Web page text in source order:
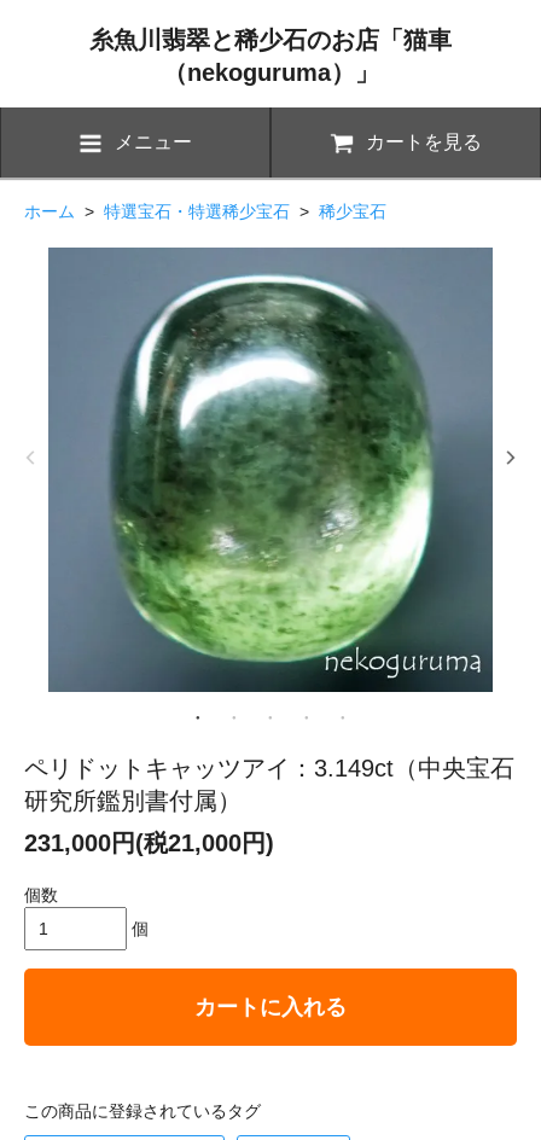
糸魚川翡翠と稀少石のお店「猫車
（nekoguruma）」
メニュー カートを見る
ホーム > 特選宝石・特選稀少宝石 > 稀少宝石
ペリドットキャッツアイ：3.149ct（中央宝石
研究所鑑別書付属）
231,000円(税21,000円)
個数
個
カートに入れる
この商品に登録されているタグ